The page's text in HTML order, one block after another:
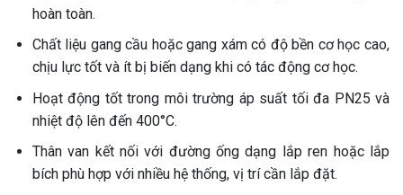
hoàn toàn.
Chất liệu gang cầu hoặc gang xám có độ bền cơ học cao,
chịu lực tốt và ít bị biến dạng khi có tác động cơ học.
Hoạt động tốt trong môi trường áp suất tối đa PN25 và
nhiệt độ lên đến 400°C.
Thân van kết nối với đường ống dạng lắp ren hoặc lắp
bích phù hợp với nhiều hệ thống, vị trí cần lắp đặt.